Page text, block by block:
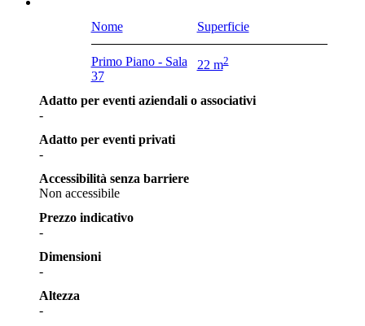
Nome Superficie
Primo Piano - Sala
37
22 m2
Adatto per eventi aziendali o associativi
-
Adatto per eventi privati
-
Accessibilità senza barriere
Non accessibile
Prezzo indicativo
-
Dimensioni
-
Altezza
-